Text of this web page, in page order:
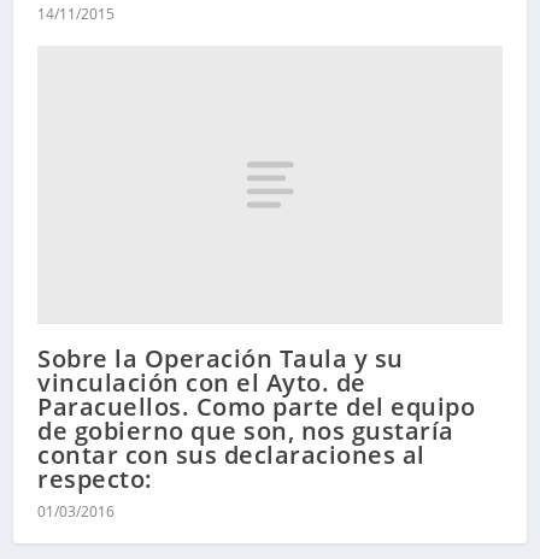
14/11/2015
Sobre la Operación Taula y su
vinculación con el Ayto. de
Paracuellos. Como parte del equipo
de gobierno que son, nos gustaría
contar con sus declaraciones al
respecto:
01/03/2016